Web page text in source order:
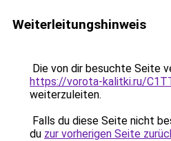
Weiterleitungshinweis
Die von dir besuchte Seite
https://vorota-kalitki.ru/
weiterzuleiten.
Falls du diese Seite nicht
du zur vorherigen Seite